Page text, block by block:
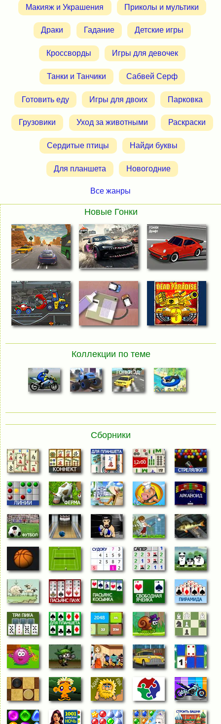
Макияж и Украшения Приколы и мультики
Драки Гадание Детские игры
Кроссворды Игры для девочек
Танки и Танчики Сабвей Серф
Готовить еду Игры для двоих Парковка
Грузовики Уход за животными Раскраски
Сердитые птицы Найди буквы
Для планшета Новогодние
Все жанры
Новые Гонки
Коллекции по теме
Сборники